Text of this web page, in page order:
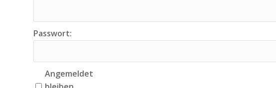
Passwort:
Angemeldet